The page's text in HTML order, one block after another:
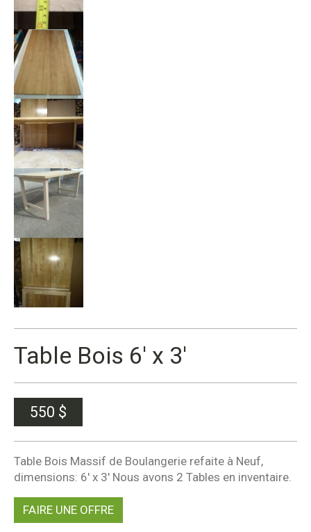
Table Bois 6′ x 3′
550 $
Table Bois Massif de Boulangerie refaite à Neuf,
dimensions: 6′ x 3′ Nous avons 2 Tables en inventaire.
FAIRE UNE OFFRE